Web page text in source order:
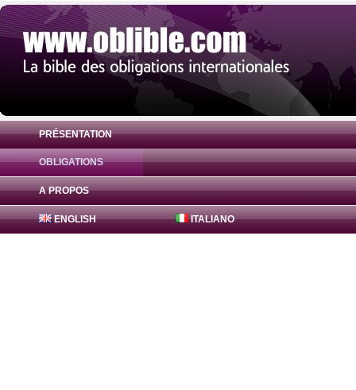
PRÉSENTATION
OBLIGATIONS
A PROPOS
ENGLISH ITALIANO
Obligation Agence Centrale Sécurité